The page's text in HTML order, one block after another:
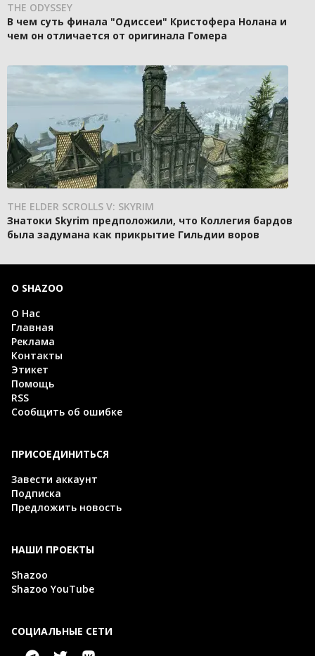
THE ODYSSEY
В чем суть финала "Одиссеи" Кристофера Нолана и
чем он отличается от оригинала Гомера
THE ELDER SCROLLS V: SKYRIM
Знатоки Skyrim предположили, что Коллегия бардов
была задумана как прикрытие Гильдии воров
О SHAZOO
О Нас
Главная
Реклама
Контакты
Этикет
Помощь
RSS
Сообщить об ошибке
ПРИСОЕДИНИТЬСЯ
Завести аккаунт
Подписка
Предложить новость
НАШИ ПРОЕКТЫ
Shazoo
Shazoo YouTube
СОЦИАЛЬНЫЕ СЕТИ